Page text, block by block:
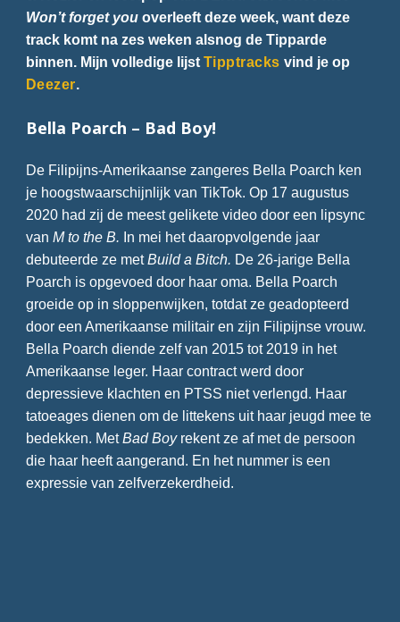
Won’t forget youoverleeft deze week, want deze
track komt na zes weken alsnog de Tipparde
binnen. Mijn volledige lijst Tipptracks vind je op
Deezer.
Bella Poarch – Bad Boy!
De Filipijns-Amerikaanse zangeres Bella Poarch ken
je hoogstwaarschijnlijk van TikTok. Op 17 augustus
2020 had zij de meest gelikete video door een lipsync
van M to the B. In mei het daaropvolgende jaar
debuteerde ze metBuild a Bitch. De 26-jarige Bella
Poarch is opgevoed door haar oma. Bella Poarch
groeide op in sloppenwijken, totdat ze geadopteerd
door een Amerikaanse militair en zijn Filipijnse vrouw.
Bella Poarch diende zelf van 2015 tot 2019 in het
Amerikaanse leger. Haar contract werd door
depressieve klachten en PTSS niet verlengd. Haar
tatoeages dienen om de littekens uit haar jeugd mee te
bedekken. MetBad Boy rekent ze af met de persoon
die haar heeft aangerand. En het nummer is een
expressie van zelfverzekerdheid.